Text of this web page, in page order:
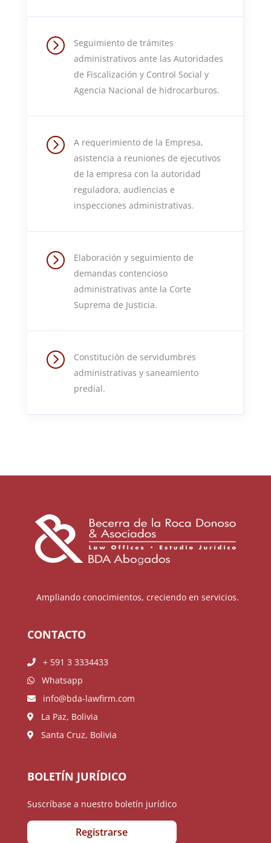
=
Seguimiento de trámites
administrativos ante las Autoridades
de Fiscalización y Control Social y
Agencia Nacional de hidrocarburos.
=
A requerimiento de la Empresa,
asistencia a reuniones de ejecutivos
de la empresa con la autoridad
reguladora, audiencias e
inspecciones administrativas.
=
Elaboración y seguimiento de
demandas contencioso
administrativas ante la Corte
Suprema de Justicia.
=
Constitución de servidumbres
administrativas y saneamiento
predial.
Ampliando conocimientos, creciendo en servicios.
CONTACTO
+ 591 3 3334433
Whatsapp
info@bda-lawfirm.com
La Paz, Bolivia
Santa Cruz, Bolivia
BOLETÍN JURÍDICO
Suscríbase a nuestro boletín jurídico
Registrarse